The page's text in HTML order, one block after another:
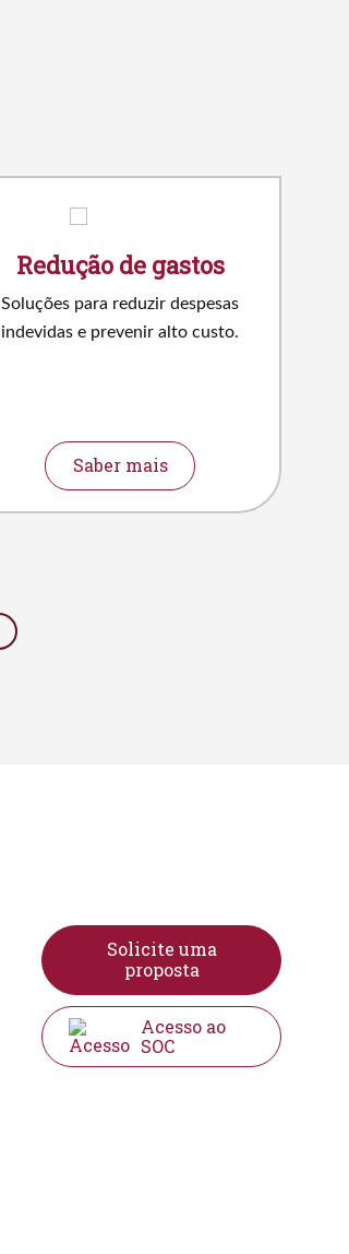
Redução de gastos
Soluções para reduzir despesas
indevidas e prevenir alto custo.
Saber mais
Solicite uma
proposta
Acesso ao
SOC